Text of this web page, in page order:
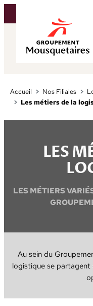
au
Accueil Nos Filiales
Les métiers de la
LES
LES MÉTIERS
Au sein du
logistique se